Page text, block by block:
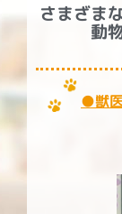
さまざま
動
●獣